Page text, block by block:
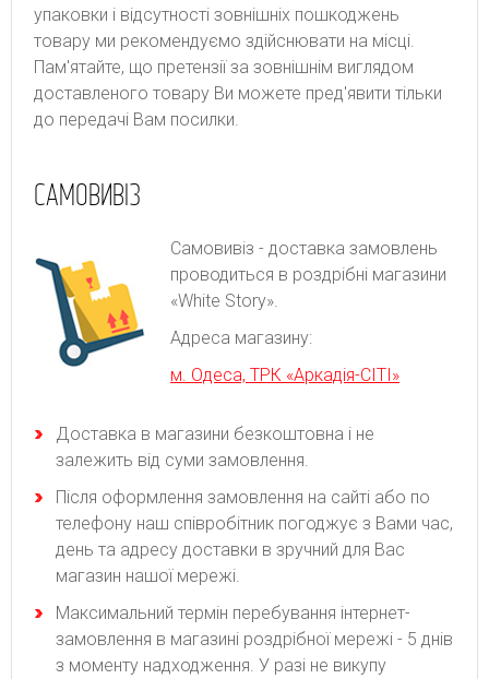
упаковки і відсутності зовнішніх пошкоджень
товару ми рекомендуємо здійснювати на місці.
Пам'ятайте, що претензії за зовнішнім виглядом
доставленого товару Ви можете пред'явити тільки
до передачі Вам посилки.
САМОВИВІЗ
Самовивіз - доставка замовлень
проводиться в роздрібні магазини
«White Story».
Адреса магазину:
м. Одеса, ТРК «Аркадія-СІТІ»
Доставка в магазини безкоштовна і не
залежить від суми замовлення.
Після оформлення замовлення на сайті або по
телефону наш співробітник погоджує з Вами час,
день та адресу доставки в зручний для Вас
магазин нашої мережі.
Максимальний термін перебування інтернет-
замовлення в магазині роздрібної мережі - 5 днів
з моменту надходження. У разі не викупу